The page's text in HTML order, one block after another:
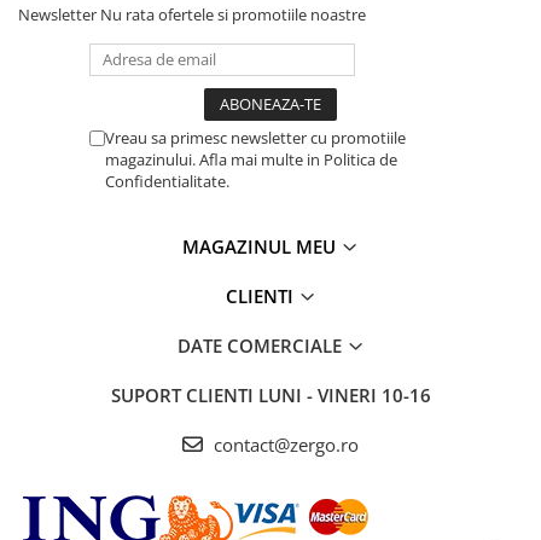
Newsletter Nu rata ofertele si promotiile noastre
Vreau sa primesc newsletter cu promotiile
magazinului. Afla mai multe in Politica de
Confidentialitate.
MAGAZINUL MEU
CLIENTI
DATE COMERCIALE
SUPORT CLIENTI LUNI - VINERI 10-16
contact@zergo.ro